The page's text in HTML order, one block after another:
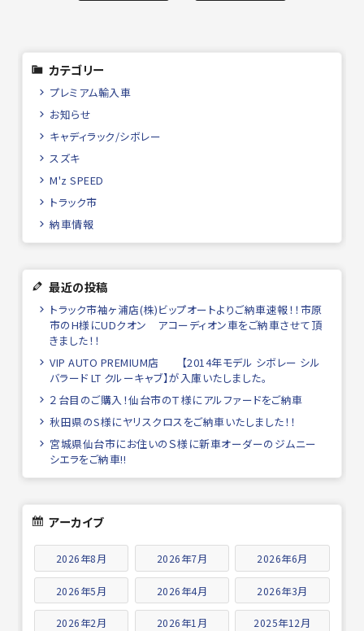
カテゴリー
プレミアム輸入車
お知らせ
キャディラック/シボレー
スズキ
M'z SPEED
トラック市
納車情報
最近の投稿
トラック市袖ヶ浦店(株)ビップオートよりご納車速報！！市原
市のH様にUDクオン アコーディオン車をご納車させて頂
きました！！
VIP AUTO PREMIUM店 【2014年モデル シボレー シル
バラード LT クルーキャブ】が入庫いたしました。
２台目のご購入！仙台市のＴ様にアルファードをご納車
秋田県のS様にヤリスクロスをご納車いたしました！！
宮城県仙台市にお住いのＳ様に新車オーダーのジムニー
シエラをご納車!!
アーカイブ
2026年8月 2026年7月 2026年6月
2026年5月 2026年4月 2026年3月
2026年2月 2026年1月 2025年12月